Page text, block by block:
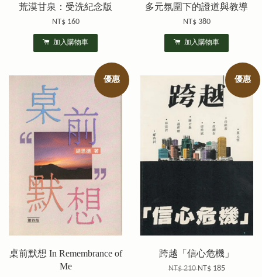
荒漠甘泉：受洗紀念版
NT$ 160
加入購物車
多元氛圍下的證道與教導
NT$ 380
加入購物車
優惠
桌前默想 In Remembrance of
Me
優惠
跨越「信心危機」
NT$ 210NT$ 185